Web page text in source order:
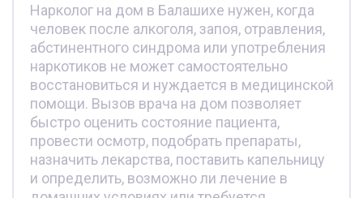
Нарколог на дом в Балашихе нужен, когда
человек после алкоголя, запоя, отравления,
абстинентного синдрома или употребления
наркотиков не может самостоятельно
восстановиться и нуждается в медицинской
помощи. Вызов врача на дом позволяет
быстро оценить состояние пациента,
провести осмотр, подобрать препараты,
назначить лекарства, поставить капельницу
и определить, возможно ли лечение в